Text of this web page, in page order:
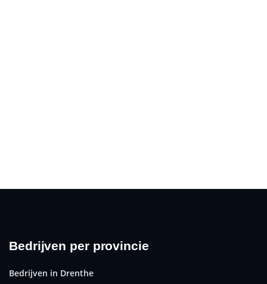
Bedrijven per provincie
Bedrijven in Drenthe